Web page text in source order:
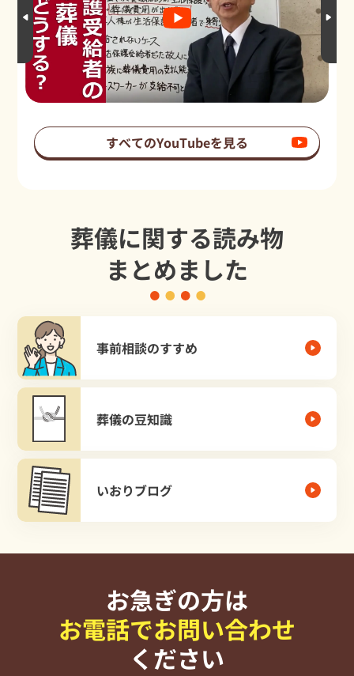
すべてのYouTubeを見る
葬儀に関する読み物
まとめました
事前相談のすすめ
葬儀の豆知識
いおりブログ
お急ぎの方は
お電話でお問い合わせ
ください